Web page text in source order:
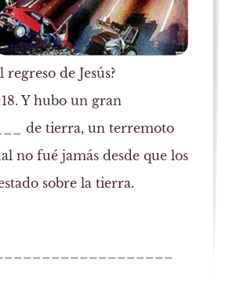
de Jesús?
Y hubo un gran
de tierra, un terremoto
no fué jamás desde que los
sobre la tierra.